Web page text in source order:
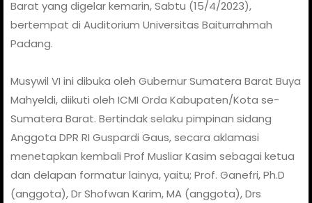
Barat yang digelar kemarin, Sabtu (15/4/2023),
bertempat di Auditorium Universitas Baiturrahmah
Padang.
Musywil VI ini dibuka oleh Gubernur Sumatera Barat Buya
Mahyeldi, diikuti oleh ICMI Orda Kabupaten/Kota se-
Sumatera Barat. Bertindak selaku pimpinan sidang
Anggota DPR RI Guspardi Gaus, secara aklamasi
menetapkan kembali Prof Musliar Kasim sebagai ketua
dan delapan formatur lainya, yaitu; Prof. Ganefri, Ph.D
(anggota), Dr Shofwan Karim, MA (anggota), Drs